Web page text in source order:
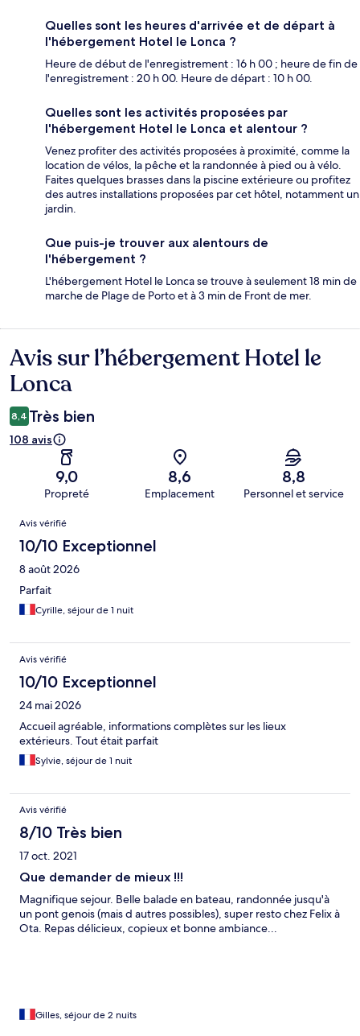
Quelles sont les heures d'arrivée et de départ à
l'hébergement Hotel le Lonca ?
Heure de début de l'enregistrement : 16 h 00 ; heure de fin de
l'enregistrement : 20 h 00. Heure de départ : 10 h 00.
Quelles sont les activités proposées par
l'hébergement Hotel le Lonca et alentour ?
Venez profiter des activités proposées à proximité, comme la
location de vélos, la pêche et la randonnée à pied ou à vélo.
Faites quelques brasses dans la piscine extérieure ou profitez
des autres installations proposées par cet hôtel, notamment un
jardin.
Que puis-je trouver aux alentours de
l'hébergement ?
L'hébergement Hotel le Lonca se trouve à seulement 18 min de
marche de Plage de Porto et à 3 min de Front de mer.
Avis
Avis sur l’hébergement Hotel le
Lonca
8,4 Très bien
108 avis
9,0
Propreté
8,6
Emplacement
8,8
Personnel et service
Avis
Avis vérifié
10/10 Exceptionnel
8 août 2026
Parfait
Cyrille, séjour de 1 nuit
Avis vérifié
10/10 Exceptionnel
24 mai 2026
Accueil agréable, informations complètes sur les lieux
extérieurs. Tout était parfait
Sylvie, séjour de 1 nuit
Avis vérifié
8/10 Très bien
17 oct. 2021
Que demander de mieux !!!
Magnifique sejour. Belle balade en bateau, randonnée jusqu'à
un pont genois (mais d autres possibles), super resto chez Felix à
Ota. Repas délicieux, copieux et bonne ambiance...
Gilles, séjour de 2 nuits